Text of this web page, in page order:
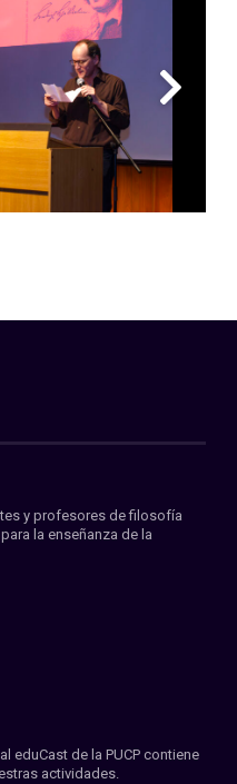
y profesores de filosofía
la enseñanza de la
eduCast de la PUCP contiene
actividades.